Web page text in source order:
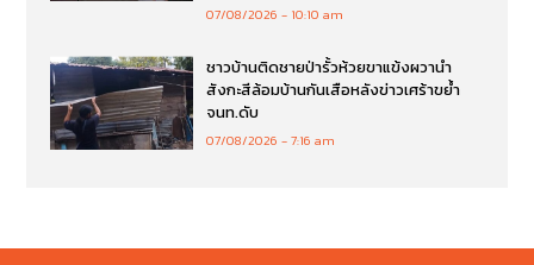
07/08/2026 10:10 am
ชาวบ้านติดชายป่ารั้วห้วยขาแข้งผวานำ
สังกะสีล้อมบ้านกันเสือหลังข่าวเศร้าขย้ำ
จนท.ดับ
07/08/2026 7:16 am